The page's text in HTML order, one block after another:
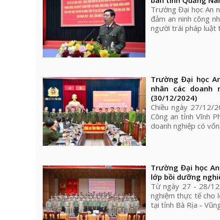
Trường Đại học An
đảm an ninh công
người trái pháp luật
Trường Đại học
nhân các
(30/12/2024)
Chiều ngày 27/12/
Công an tỉnh Vĩnh
doanh nghiệp có
Trường Đại học
lớp bồi dưỡng
Từ ngày 27 - 28/
nghiệm thực tế cho
tại tỉnh Bà Rịa -